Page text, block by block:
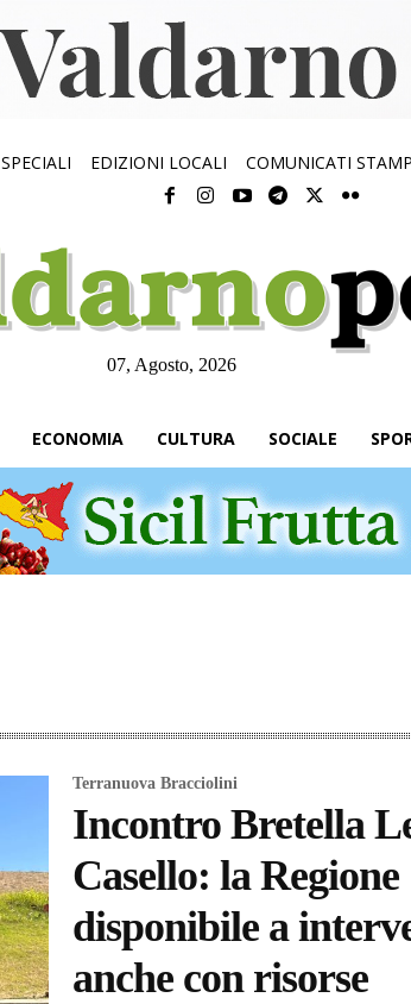
SPECIALI EDIZIONI LOCALI COMUNICATI
07, Agosto, 2026
ECONOMIA CULTURA SOCIALE
Terranuova Bracciolini
Incontro Bretella
Casello: la Regione
disponibile a
anche con risorse